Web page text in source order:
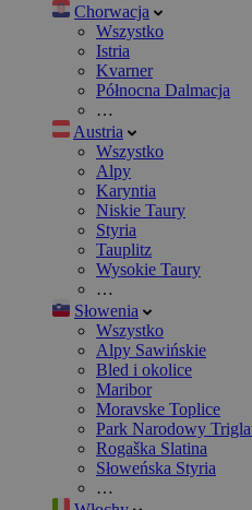
Chorwacja
Wszystko
Istria
Kvarner
Północna Dalmacja
…
Austria
Wszystko
Alpy
Karyntia
Niskie Taury
Styria
Tauplitz
Wysokie Taury
…
Słowenia
Wszystko
Alpy Sawińskie
Bled i okolice
Maribor
Moravske Toplice
Park Narodowy
Rogaška Slatina
Słoweńska Styria
…